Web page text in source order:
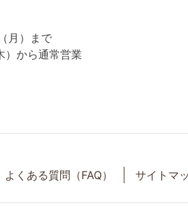
）まで
から通常営業
よくある質問（FAQ） サイトマ